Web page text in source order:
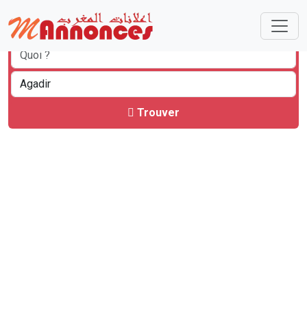
Trouver